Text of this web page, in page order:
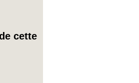
cette